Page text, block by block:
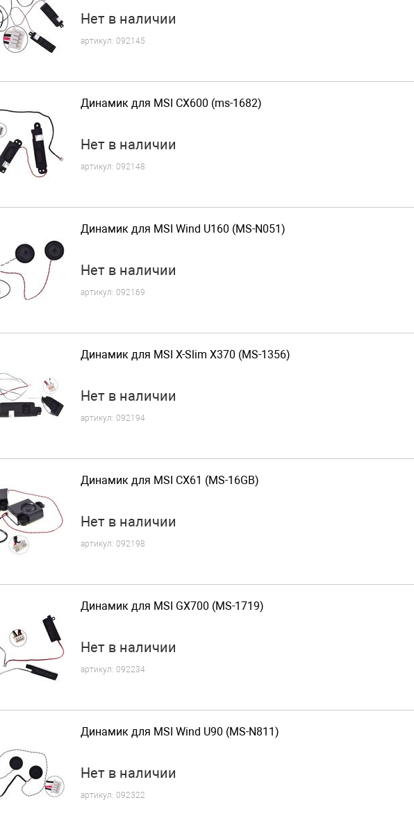
Нет в наличии
артикул: 092145
Динамик для MSI CX600 (ms-1682)
Нет в наличии
артикул: 092148
Динамик для MSI Wind U160 (MS-N051)
Нет в наличии
артикул: 092169
Динамик для MSI X-Slim X370 (MS-1356)
Нет в наличии
артикул: 092194
Динамик для MSI CX61 (MS-16GB)
Нет в наличии
артикул: 092198
Динамик для MSI GX700 (MS-1719)
Нет в наличии
артикул: 092234
Динамик для MSI Wind U90 (MS-N811)
Нет в наличии
артикул: 092322